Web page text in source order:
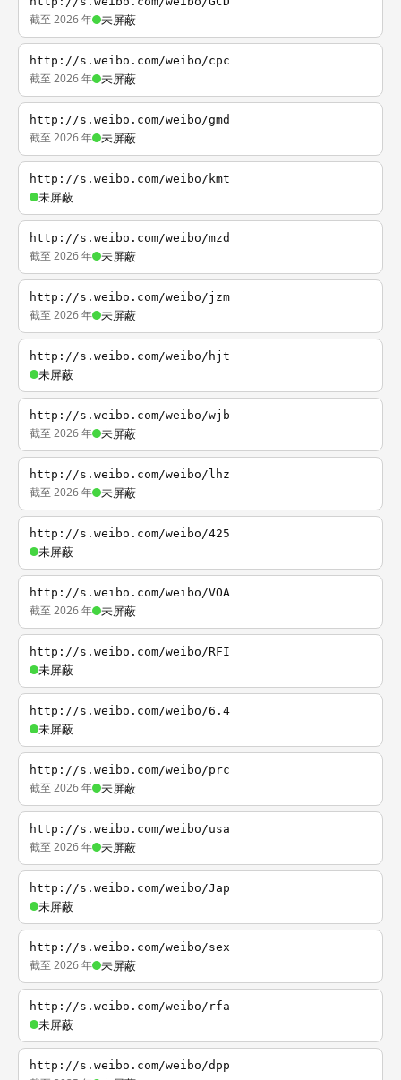
截至 2026 年 未屏蔽
http://s.weibo.com/weibo/cpc
截至 2026 年 未屏蔽
http://s.weibo.com/weibo/gmd
截至 2026 年 未屏蔽
http://s.weibo.com/weibo/kmt
未屏蔽
http://s.weibo.com/weibo/mzd
截至 2026 年 未屏蔽
http://s.weibo.com/weibo/jzm
截至 2026 年 未屏蔽
http://s.weibo.com/weibo/hjt
未屏蔽
http://s.weibo.com/weibo/wjb
截至 2026 年 未屏蔽
http://s.weibo.com/weibo/lhz
截至 2026 年 未屏蔽
http://s.weibo.com/weibo/425
未屏蔽
http://s.weibo.com/weibo/VOA
截至 2026 年 未屏蔽
http://s.weibo.com/weibo/RFI
未屏蔽
http://s.weibo.com/weibo/6.4
未屏蔽
http://s.weibo.com/weibo/prc
截至 2026 年 未屏蔽
http://s.weibo.com/weibo/usa
截至 2026 年 未屏蔽
http://s.weibo.com/weibo/Jap
未屏蔽
http://s.weibo.com/weibo/sex
截至 2026 年 未屏蔽
http://s.weibo.com/weibo/rfa
未屏蔽
http://s.weibo.com/weibo/dpp